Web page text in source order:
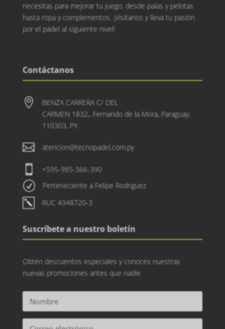
necesitas para mejorar tu juego, desde palas y pelotas
hasta ropa y complementos. ¡Visítanos y lleva tu pasión
por el pádel al siguiente nivel!
Contáctanos

BENZA CARRERA C/ DEL
CARMEN 1832,, Fernando de la Mora, Paraguay,
110303, PY.
 atencion@tecnopadel.com.py
 +595-985-366-390
R Perteneciente a Felipe Rodriguez
k RUC 4348720-3
Suscríbete a nuestro boletín
Obtén descuentos especiales y conoces nuestras
nuevas promociones antes que nadie